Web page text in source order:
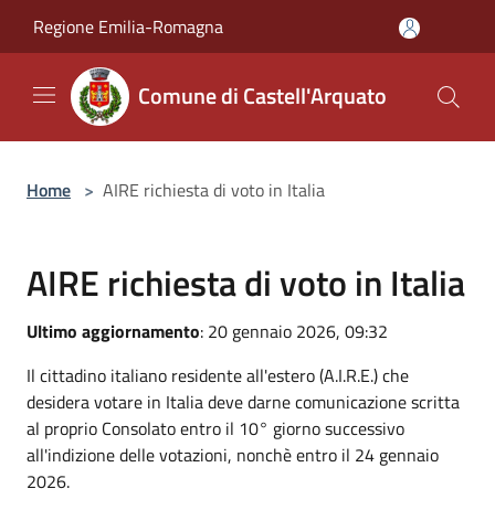
Regione Emilia-Romagna
Comune di Castell'Arquato
Home > AIRE richiesta di voto in Italia
AIRE richiesta di voto in Italia
Ultimo aggiornamento: 20 gennaio 2026, 09:32
Il cittadino italiano residente all'estero (A.I.R.E.) che
desidera votare in Italia deve darne comunicazione scritta
al proprio Consolato entro il 10° giorno successivo
all'indizione delle votazioni, nonchè entro il 24 gennaio
2026.